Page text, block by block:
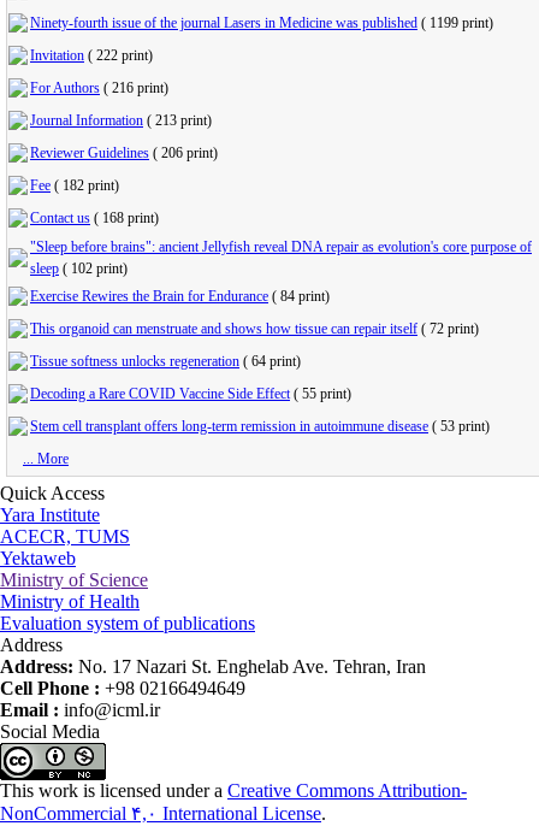
Ninety-fourth issue of the journal Lasers in Medicine was published ( 1199 print)
Invitation ( 222 print)
For Authors ( 216 print)
Journal Information ( 213 print)
Reviewer Guidelines ( 206 print)
Fee ( 182 print)
Contact us ( 168 print)
"Sleep before brains": ancient Jellyfish reveal DNA repair as evolution's core purpose of
sleep ( 102 print)
Exercise Rewires the Brain for Endurance ( 84 print)
This organoid can menstruate and shows how tissue can repair itself ( 72 print)
Tissue softness unlocks regeneration ( 64 print)
Decoding a Rare COVID Vaccine Side Effect( 55 print)
Stem cell transplant offers long-term remission in autoimmune disease ( 53 print)
... More
Quick Access
Yara Institute
ACECR, TUMS
Yektaweb
Ministry of Science
Ministry of Health
Evaluation system of publications
Address
Address: No. 17 Nazari St. Enghelab Ave. Tehran, Iran
Cell Phone : +98 02166494649
Email : info@icml.ir
Social Media
This work is licensed under a Creative Commons Attribution-
NonCommercial ۴,۰ International License.